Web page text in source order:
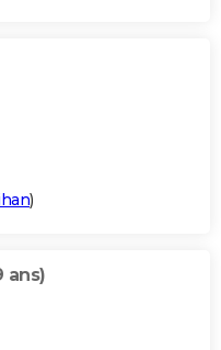
)
ans)